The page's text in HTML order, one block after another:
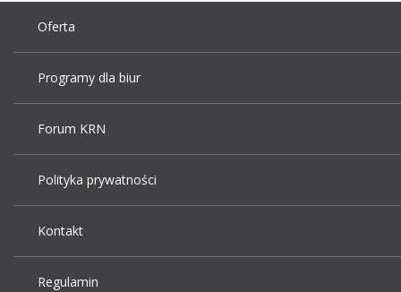
Oferta
Programy dla biur
Forum KRN
Polityka prywatności
Kontakt
Regulamin